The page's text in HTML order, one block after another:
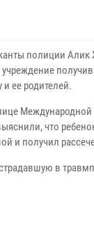
полиции Алик
ее родителей.
Международной
что
и получил
в